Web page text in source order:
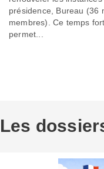
présidence, Bureau (36
membres). Ce temps
permet...
Les